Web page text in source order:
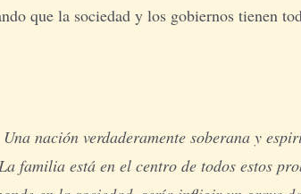
que la sociedad y los gobiernos tienen
nación verdaderamente soberana y
familia está en el centro de todos estos